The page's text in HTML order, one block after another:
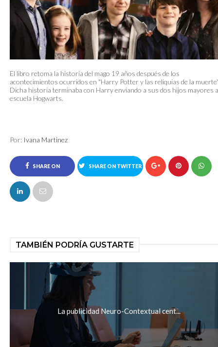
El libro retoma la historia del mago 19 años después de los
acontecimientos ocurridos en "Harry Potter y las reliquias de la
Dicha historia terminaba con Harry enviando a sus dos hijos mayores
escuela Hogwarts.
Por: Ivana Martinez
SHARE ON
FACEBOOK
SHARE ON TWITTER
TAMBIÉN PODRÍA GUSTARTE
La publicidad Neuro-Contextual cent...